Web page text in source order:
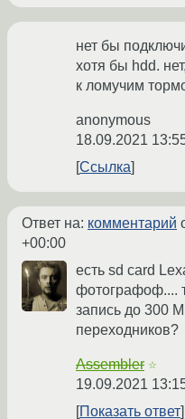
нет бы
хотя бы hdd.
к ломучим
anonymous
18.09.2021
Ссылка
Ответ на: комментарий
+00:00
есть sd card
фотографоф....
запись до 300
переходников?
Assembler ☆
19.09.2021
Показать ответ